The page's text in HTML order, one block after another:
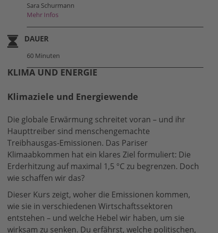
Sara Schurmann
Mehr Infos
DAUER
60 Minuten
KLIMA UND ENERGIE
Klimaziele und Energiewende
Die globale Erwärmung schreitet voran – und ihr
Haupttreiber sind menschengemachte
Treibhausgas-Emissionen. Das Pariser
Klimaabkommen hat ein klares Ziel formuliert: Die
Erderhitzung auf maximal 1,5 °C zu begrenzen. Doch
wie schaffen wir das?
Dieser Kurs zeigt, woher die Emissionen kommen,
wie sie in verschiedenen Wirtschaftssektoren
entstehen – und welche Hebel wir haben, um sie
wirksam zu senken. Du erfährst, welche politischen,